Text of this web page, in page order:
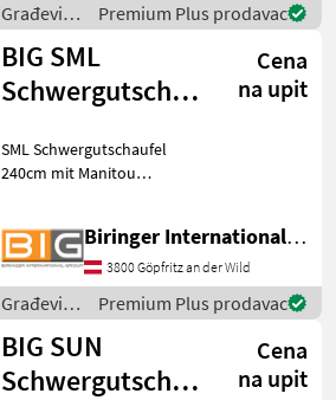
Građevinski
strojevi /
BIG
Premium Plus prodavac
BIG SML
Schwergutschaufel
Manitou
Cena
na upit
SML Schwergutschaufel
240cm mit Manitou
m3 Građevinski strojevi
Lopate i kante
Biringer International GmbH
3800 Göpfritz an der Wild
Građevinski
strojevi /
BIG
Premium Plus prodavac
BIG SUN
Schwergutschaufel
Cena
na upit